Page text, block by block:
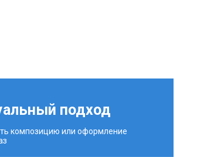
подход
композицию или оформление